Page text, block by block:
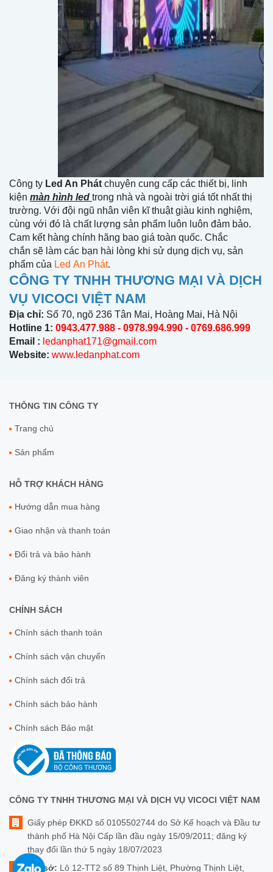
Công ty Led An Phát chuyên cung cấp các thiết bị, linh
kiện màn hình led trong nhà và ngoài trời giá tốt nhất thị
trường. Với đội ngũ nhân viên kĩ thuật giàu kinh nghiệm,
cùng với đó là chất lượng sản phẩm luôn luôn đảm bảo.
Cam kết hàng chính hãng bao giá toàn quốc. Chắc
chắn sẽ làm các bạn hài lòng khi sử dụng dịch vụ, sản
phẩm của Led An Phát.
CÔNG TY TNHH THƯƠNG MẠI VÀ DỊCH
VỤ VICOCI VIỆT NAM
Địa chỉ: Số 70, ngõ 236 Tân Mai, Hoàng Mai, Hà Nội
Hotline 1: 0943.477.988 - 0978.994.990 - 0769.686.999
Email : ledanphat171@gmail.com
Website: www.ledanphat.com
THÔNG TIN CÔNG TY
Trang chủ
Sản phẩm
HỖ TRỢ KHÁCH HÀNG
Hướng dẫn mua hàng
Giao nhận và thanh toán
Đổi trả và bảo hành
Đăng ký thành viên
CHÍNH SÁCH
Chính sách thanh toán
Chính sách vận chuyển
Chính sách đổi trả
Chính sách bảo hành
Chính sách Bảo mật
CÔNG TY TNHH THƯƠNG MẠI VÀ DỊCH VỤ VICOCI VIỆT NAM
Giấy phép ĐKKD số 0105502744 do Sở Kế hoạch và Đầu tư
thành phố Hà Nội Cấp lần đầu ngày 15/09/2011; đăng ký
thay đổi lần thứ 5 ngày 18/07/2023
Trụ sở: Lô 12-TT2 số 89 Thịnh Liệt, Phường Thịnh Liệt,